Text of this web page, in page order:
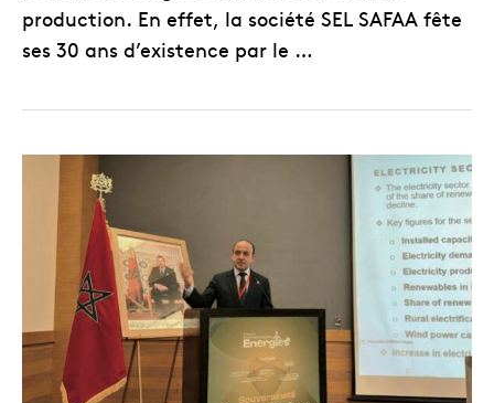
production. En effet, la société SEL SAFAA fête
ses 30 ans d’existence par le …